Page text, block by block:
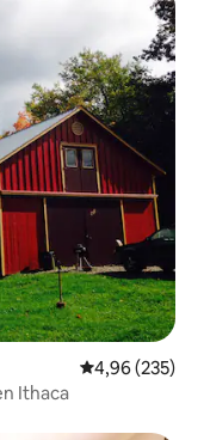
Calificación
4,96 (235)
Ithaca